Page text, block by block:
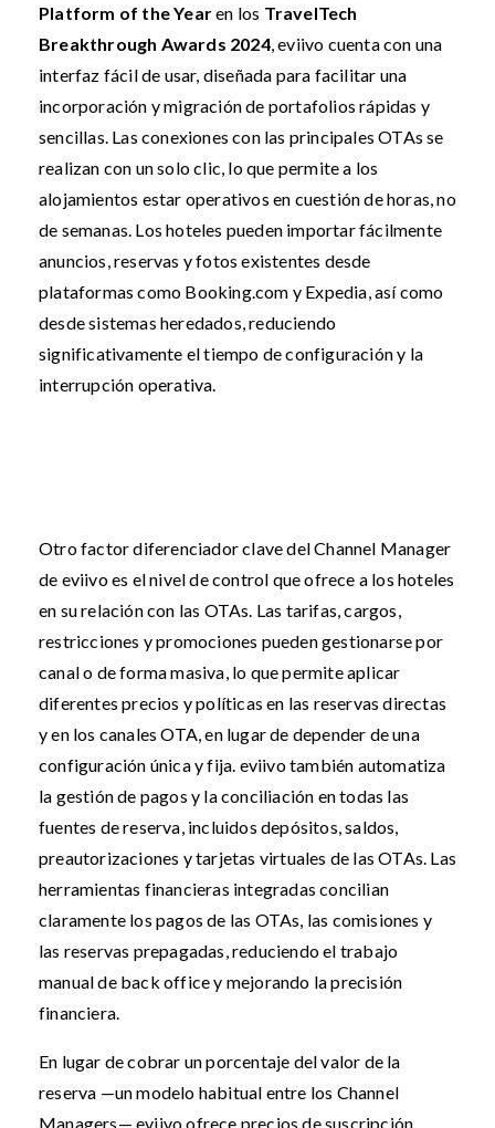
Platform of the Yearen los TravelTech
Breakthrough Awards 2024, eviivo cuenta con una
interfaz fácil de usar, diseñada para facilitar una
incorporación y migración de portafolios rápidas y
sencillas. Las conexiones con las principales OTAs se
realizan con un solo clic, lo que permite a los
alojamientos estar operativos en cuestión de horas, no
de semanas. Los hoteles pueden importar fácilmente
anuncios, reservas y fotos existentes desde
plataformas como Booking.com y Expedia, así como
desde sistemas heredados, reduciendo
significativamente el tiempo de configuración y la
interrupción operativa.
Otro factor diferenciador clave del Channel Manager
de eviivo es el nivel de control que ofrece a los hoteles
en su relación con las OTAs. Las tarifas, cargos,
restricciones y promociones pueden gestionarse por
canal o de forma masiva, lo que permite aplicar
diferentes precios y políticas en las reservas directas
y en los canales OTA, en lugar de depender de una
configuración única y fija. eviivo también automatiza
la gestión de pagos y la conciliación en todas las
fuentes de reserva, incluidos depósitos, saldos,
preautorizaciones y tarjetas virtuales de las OTAs. Las
herramientas financieras integradas concilian
claramente los pagos de las OTAs, las comisiones y
las reservas prepagadas, reduciendo el trabajo
manual de back office y mejorando la precisión
financiera.
En lugar de cobrar un porcentaje del valor de la
reserva —un modelo habitual entre los Channel
Managers— eviivo ofrece precios de suscripción